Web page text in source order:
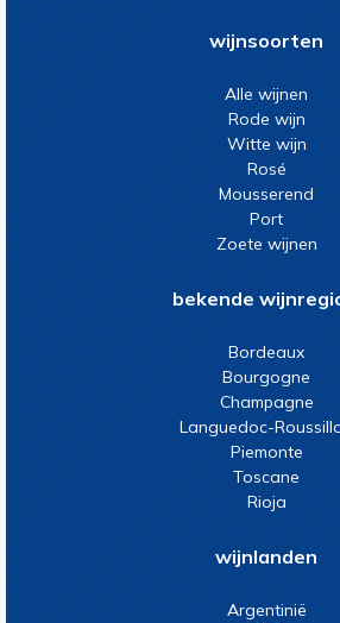
wijnsoorten
Alle wijnen
Rode wijn
Witte wijn
Rosé
Mousserend
Port
Zoete wijnen
bekende
Bordeaux
Bourgogne
Champagne
Languedoc-
Piemonte
Toscane
Rioja
wijnlanden
Argentinië